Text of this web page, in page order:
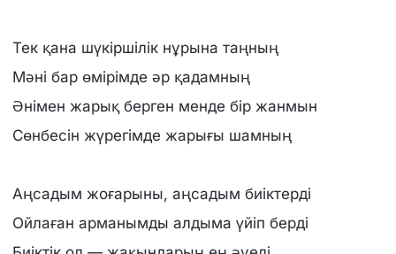
Тек қана шүкіршілік нұрына таңның
Мәні бар өмірімде әр қадамның
Әнімен жарық берген менде бір жанмын
Сөнбесін жүрегімде жарығы шамның
Аңсадым жоғарыны, аңсадым биіктерді
Ойлаған арманымды алдыма үйіп берді